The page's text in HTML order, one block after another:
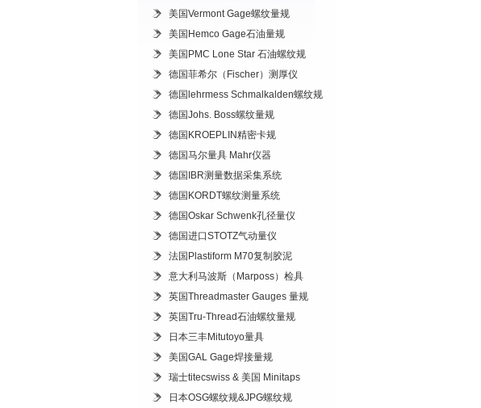
美国Vermont Gage螺纹量规
美国Hemco Gage石油量规
美国PMC Lone Star 石油螺纹规
德国菲希尔（Fischer）测厚仪
德国lehrmess Schmalkalden螺纹规
德国Johs. Boss螺纹量规
德国KROEPLIN精密卡规
德国马尔量具 Mahr仪器
德国IBR测量数据采集系统
德国KORDT螺纹测量系统
德国Oskar Schwenk孔径量仪
德国进口STOTZ气动量仪
法国Plastiform M70复制胶泥
意大利马波斯（Marposs）检具
英国Threadmaster Gauges 量规
英国Tru-Thread石油螺纹量规
日本三丰Mitutoyo量具
美国GAL Gage焊接量规
瑞士titecswiss & 美国 Minitaps
日本OSG螺纹规&JPG螺纹规